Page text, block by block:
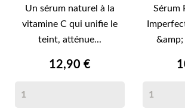
Taches –...
Un sérum naturel à la
vitamine C qui unifie le
teint, atténue...
12,90 €
Sérum
&amp;